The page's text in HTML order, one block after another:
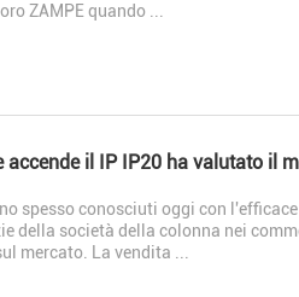
ZAMPE quando ...
accende il IP IP20 ha valutato il
spesso conosciuti oggi con
della società della colonna nei
mercato. La vendita ...